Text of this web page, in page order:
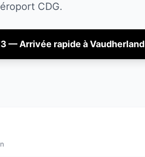
CDG.
— Arrivée rapide àVaudherland